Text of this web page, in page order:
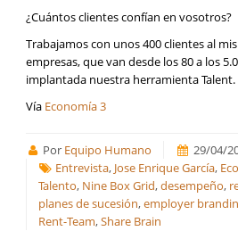
¿Cuántos clientes confían en vosotros?
Trabajamos con unos 400 clientes al
empresas, que van desde los 80 a los
implantada nuestra herramienta Talent.
Vía Economía 3
Por Equipo Humano
29/04/
Entrevista, Jose Enrique García,
Talento, Nine Box Grid,desempeño,
planes de sucesión,employer
Rent-Team,Share Brain